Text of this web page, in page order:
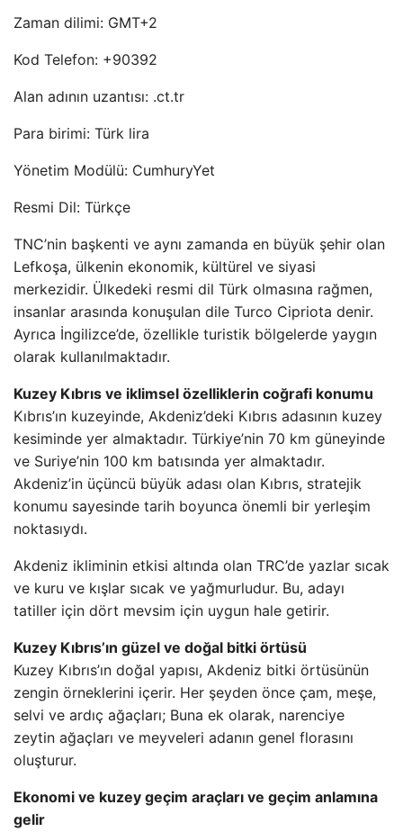
Zaman dilimi: GMT+2
Kod Telefon: +90392
Alan adının uzantısı: .ct.tr
Para birimi: Türk lira
Yönetim Modülü: CumhuryYet
Resmi Dil: Türkçe
TNC’nin başkenti ve aynı zamanda en büyük şehir olan
Lefkoşa, ülkenin ekonomik, kültürel ve siyasi
merkezidir. Ülkedeki resmi dil Türk olmasına rağmen,
insanlar arasında konuşulan dile Turco Cipriota denir.
Ayrıca İngilizce’de, özellikle turistik bölgelerde yaygın
olarak kullanılmaktadır.
Kuzey Kıbrıs ve iklimsel özelliklerin coğrafi konumu
Kıbrıs’ın kuzeyinde, Akdeniz’deki Kıbrıs adasının kuzey
kesiminde yer almaktadır. Türkiye’nin 70 km güneyinde
ve Suriye’nin 100 km batısında yer almaktadır.
Akdeniz’in üçüncü büyük adası olan Kıbrıs, stratejik
konumu sayesinde tarih boyunca önemli bir yerleşim
noktasıydı.
Akdeniz ikliminin etkisi altında olan TRC’de yazlar sıcak
ve kuru ve kışlar sıcak ve yağmurludur. Bu, adayı
tatiller için dört mevsim için uygun hale getirir.
Kuzey Kıbrıs’ın güzel ve doğal bitki örtüsü
Kuzey Kıbrıs’ın doğal yapısı, Akdeniz bitki örtüsünün
zengin örneklerini içerir. Her şeyden önce çam, meşe,
selvi ve ardıç ağaçları; Buna ek olarak, narenciye
zeytin ağaçları ve meyveleri adanın genel florasını
oluşturur.
Ekonomi ve kuzey geçim araçları ve geçim anlamına
gelir